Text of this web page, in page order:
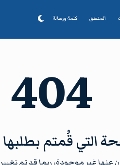
المنطق كلمة ورسالة
404
التي قُمتم
غير موجودة، ربما قد تم